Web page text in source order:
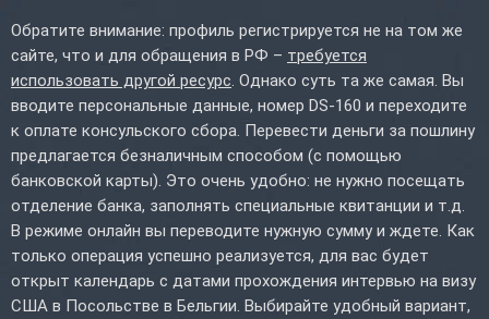
Обратите внимание: профиль регистрируется не на том же
сайте, что и для обращения в РФ – требуется
использовать другой ресурс . Однако суть та же самая. Вы
вводите персональные данные, номер DS-160 и переходите
к оплате консульского сбора. Перевести деньги за пошлину
предлагается безналичным способом (с помощью
банковской карты). Это очень удобно: не нужно посещать
отделение банка, заполнять специальные квитанции и т.д.
В режиме онлайн вы переводите нужную сумму и ждете. Как
только операция успешно реализуется, для вас будет
открыт календарь с датами прохождения интервью на визу
США в Посольстве в Бельгии. Выбирайте удобный вариант,